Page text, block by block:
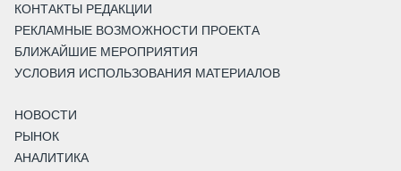
КОНТАКТЫ РЕДАКЦИИ
РЕКЛАМНЫЕ ВОЗМОЖНОСТИ ПРОЕКТА
БЛИЖАЙШИЕ МЕРОПРИЯТИЯ
УСЛОВИЯ ИСПОЛЬЗОВАНИЯ МАТЕРИАЛОВ
НОВОСТИ
РЫНОК
АНАЛИТИКА